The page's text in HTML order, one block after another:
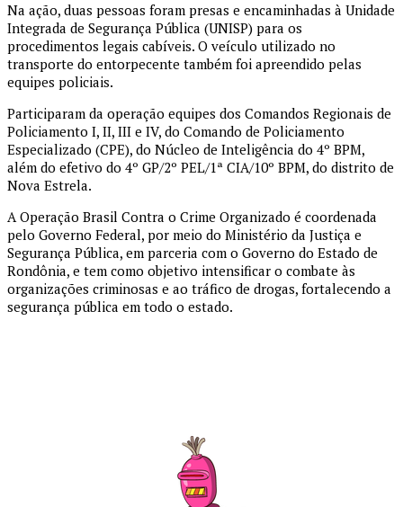
Na ação, duas pessoas foram presas e encaminhadas à Unidade
Integrada de Segurança Pública (UNISP) para os
procedimentos legais cabíveis. O veículo utilizado no
transporte do entorpecente também foi apreendido pelas
equipes policiais.
Participaram da operação equipes dos Comandos Regionais de
Policiamento I, II, III e IV, do Comando de Policiamento
Especializado (CPE), do Núcleo de Inteligência do 4º BPM,
além do efetivo do 4º GP/2º PEL/1ª CIA/10º BPM, do distrito de
Nova Estrela.
A Operação Brasil Contra o Crime Organizado é coordenada
pelo Governo Federal, por meio do Ministério da Justiça e
Segurança Pública, em parceria com o Governo do Estado de
Rondônia, e tem como objetivo intensificar o combate às
organizações criminosas e ao tráfico de drogas, fortalecendo a
segurança pública em todo o estado.